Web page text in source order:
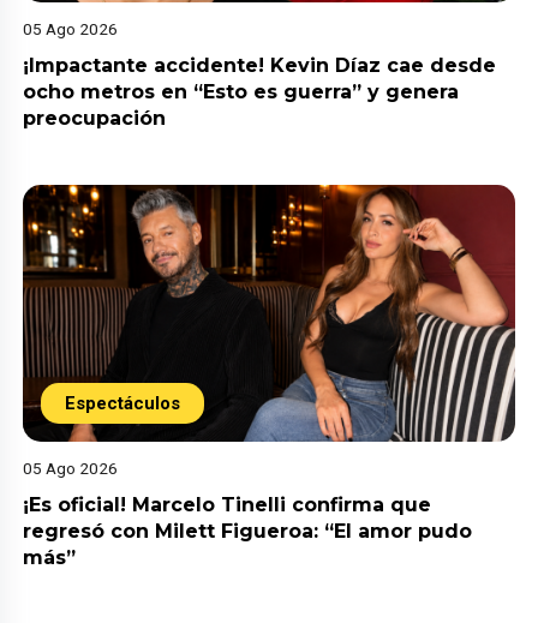
05 Ago 2026
¡Impactante accidente! Kevin Díaz cae desde
ocho metros en “Esto es guerra” y genera
preocupación
Espectáculos
05 Ago 2026
¡Es oficial! Marcelo Tinelli confirma que
regresó con Milett Figueroa: “El amor pudo
más”